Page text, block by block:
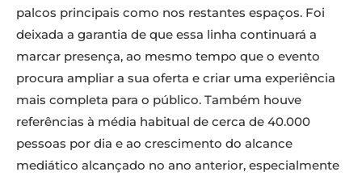
palcos principais como nos restantes espaços. Foi
deixada a garantia de que essa linha continuará a
marcar presença, ao mesmo tempo que o evento
procura ampliar a sua oferta e criar uma experiência
mais completa para o público. Também houve
referências à média habitual de cerca de 40.000
pessoas por dia e ao crescimento do alcance
mediático alcançado no ano anterior, especialmente